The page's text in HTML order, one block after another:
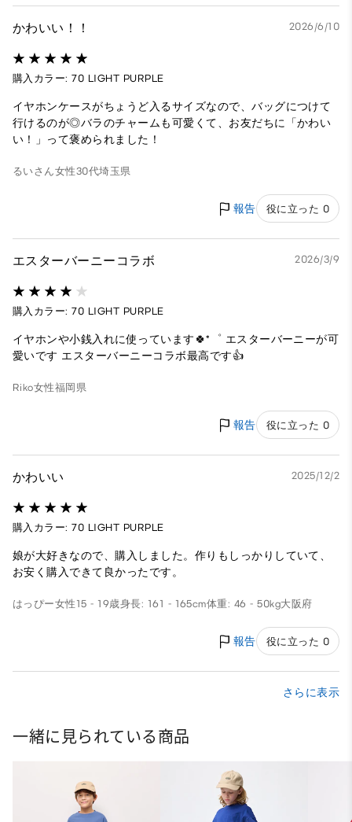
かわいい！！ 2026/6/10
購入カラー: 70 LIGHT PURPLE
イヤホンケースがちょうど入るサイズなので、バッグにつけて
行けるのが◎バラのチャームも可愛くて、お友だちに「かわい
い！」って褒められました！
るいさん女性30代埼玉県
報告 役に立った 0
エスターバーニーコラボ 2026/3/9
購入カラー: 70 LIGHT PURPLE
イヤホンや小銭入れに使っています🍀*゜ エスターバーニーが可
愛いです エスターバーニーコラボ最高です👍
Riko女性福岡県
報告 役に立った 0
かわいい 2025/12/2
購入カラー: 70 LIGHT PURPLE
娘が大好きなので、購入しました。作りもしっかりしていて、
お安く購入できて良かったです。
はっぴー女性 15 - 19歳身長: 161 - 165cm体重: 46 - 50kg大阪府
報告 役に立った 0
さらに表示
一緒に見られている商品